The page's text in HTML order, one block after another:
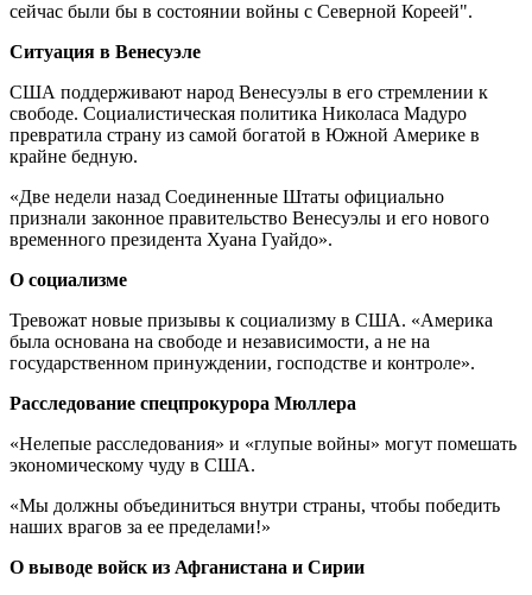
сейчас были бы в состоянии войны с Северной Кореей".
Ситуация в Венесуэле
США поддерживают народ Венесуэлы в его стремлении к
свободе. Социалистическая политика Николаса Мадуро
превратила страну из самой богатой в Южной Америке в
крайне бедную.
«Две недели назад Соединенные Штаты официально
признали законное правительство Венесуэлы и его нового
временного президента Хуана Гуайдо».
О социализме
Тревожат новые призывы к социализму в США. «Америка
была основана на свободе и независимости, а не на
государственном принуждении, господстве и контроле».
Расследование спецпрокурора Мюллера
«Нелепые расследования» и «глупые войны» могут помешать
экономическому чуду в США.
«Мы должны объединиться внутри страны, чтобы победить
наших врагов за ее пределами!»
О выводе войск из Афганистана и Сирии